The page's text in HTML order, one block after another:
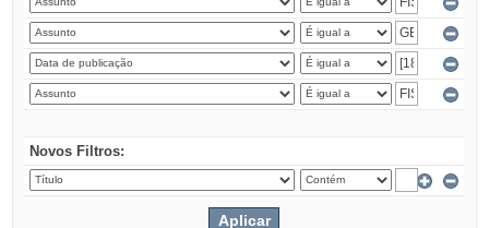
Novos Filtros: